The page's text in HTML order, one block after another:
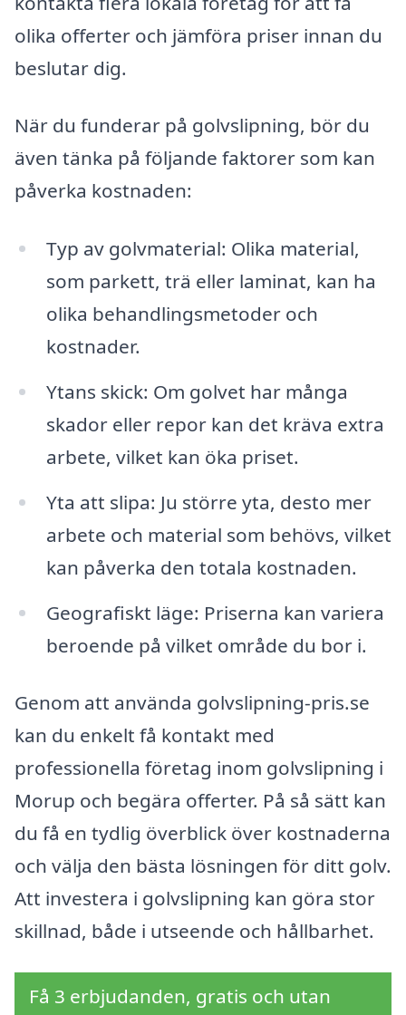
olika offerter och jämföra priser innan du
beslutar dig.
När du funderar på golvslipning, bör du
även tänka på följande faktorer som kan
påverka kostnaden:
Typ av golvmaterial: Olika material,
som parkett, trä eller laminat, kan ha
olika behandlingsmetoder och
kostnader.
Ytans skick: Om golvet har många
skador eller repor kan det kräva extra
arbete, vilket kan öka priset.
Yta att slipa: Ju större yta, desto mer
arbete och material som behövs, vilket
kan påverka den totala kostnaden.
Geografiskt läge: Priserna kan variera
beroende på vilket område du bor i.
Genom att använda golvslipning-pris.se
kan du enkelt få kontakt med
professionella företag inom golvslipning i
Morup och begära offerter. På så sätt kan
du få en tydlig överblick över kostnaderna
och välja den bästa lösningen för ditt golv.
Att investera i golvslipning kan göra stor
skillnad, både i utseende och hållbarhet.
Få 3 erbjudanden, gratis och utan